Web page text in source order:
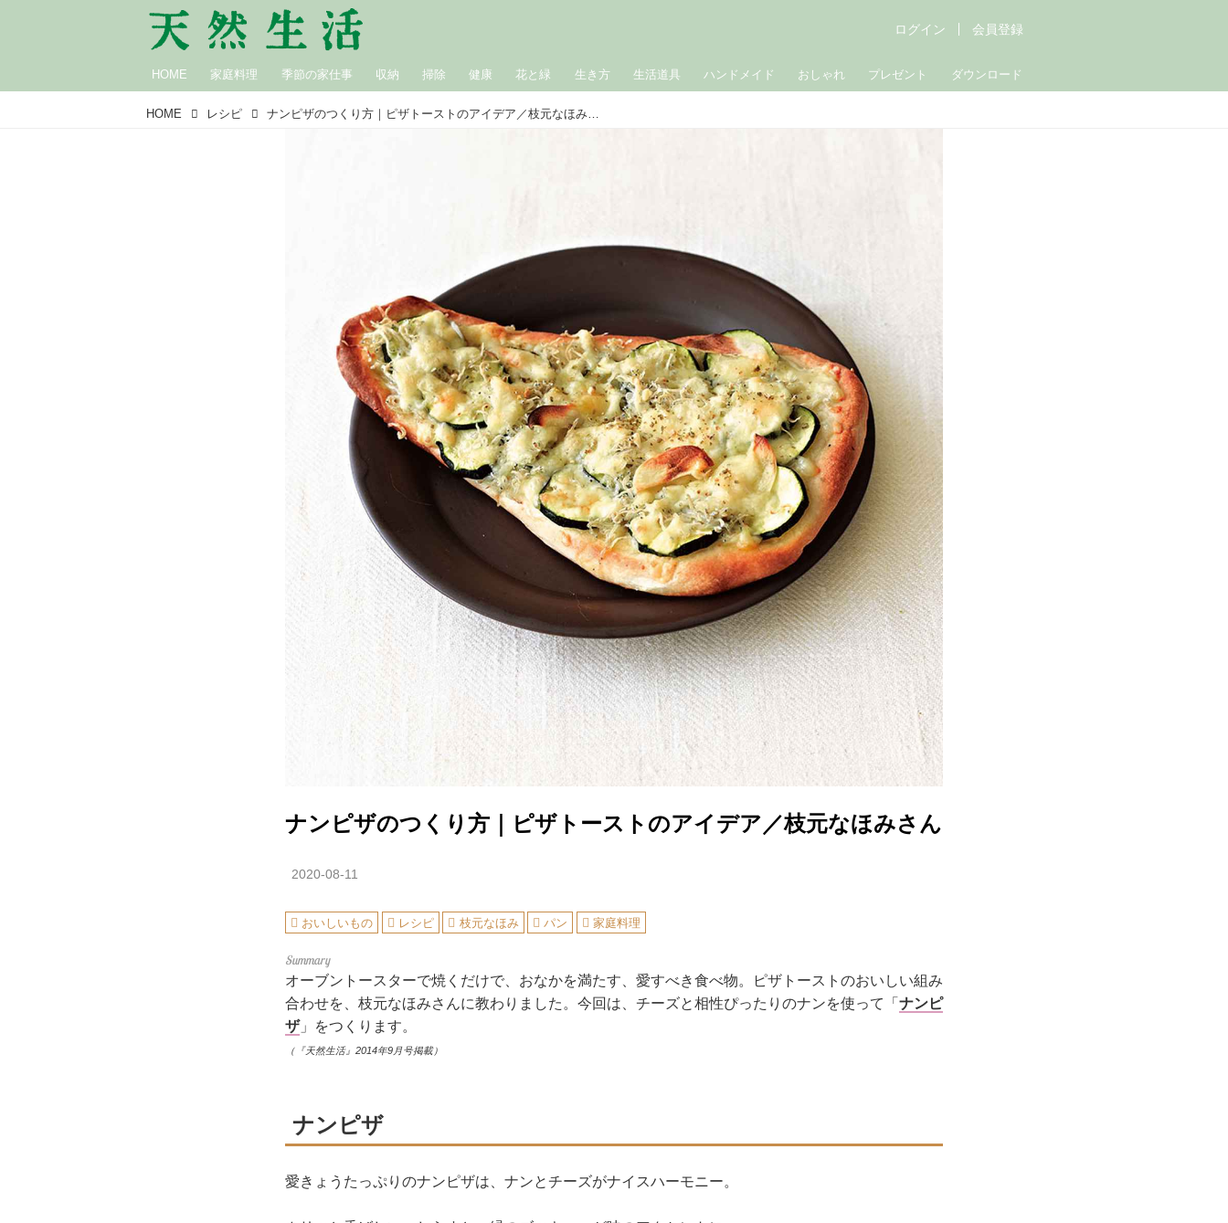
HOME 家庭料理 季節の家仕事 収納 掃除 健康 花と緑 生き方 生活道具 ハンドメイド おしゃれ プレゼント ダウンロード
ログイン 会員登録
HOME レシピ ナンピザのつくり方｜ピザトーストのアイデア／枝元なほみさん
ナンピザのつくり方｜ピザトーストのアイデア／枝元なほみさん
2020-08-11
おいしいもの レシピ 枝元なほみ パン 家庭料理
オーブントースターで焼くだけで、おなかを満たす、愛すべき食べ物。ピザトーストのおいしい組み
合わせを、枝元なほみさんに教わりました。今回は、チーズと相性ぴったりのナンを使って「 ナンピ
ザ」をつくります。
（『天然生活』2014年9月号掲載）
ナンピザ
愛きょうたっぷりのナンピザは、ナンとチーズがナイスハーモニー。